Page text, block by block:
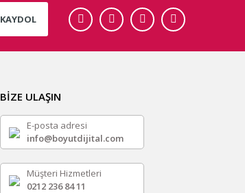
KAYDOL
BİZE ULAŞIN
E-posta adresi
info@boyutdijital.com
Müşteri Hizmetleri
0212 236 84 11